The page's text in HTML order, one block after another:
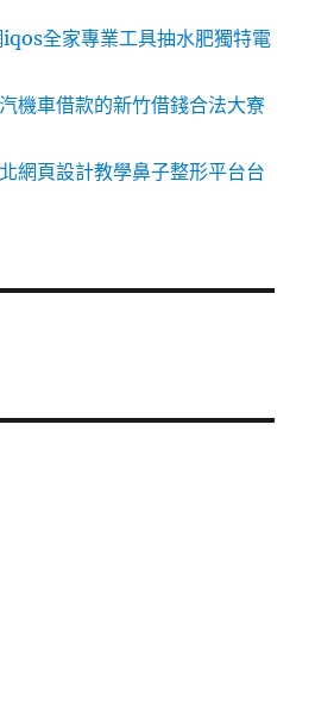
全家專業工具抽水肥獨特電
機車借款的新竹借錢合法大寮
網頁設計教學鼻子整形平台台